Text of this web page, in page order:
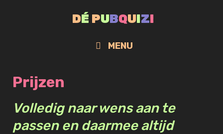
DÉ PUBQUIZ!
MENU
Prijzen
Volledig naar wens aan te
passen en daarmee altijd